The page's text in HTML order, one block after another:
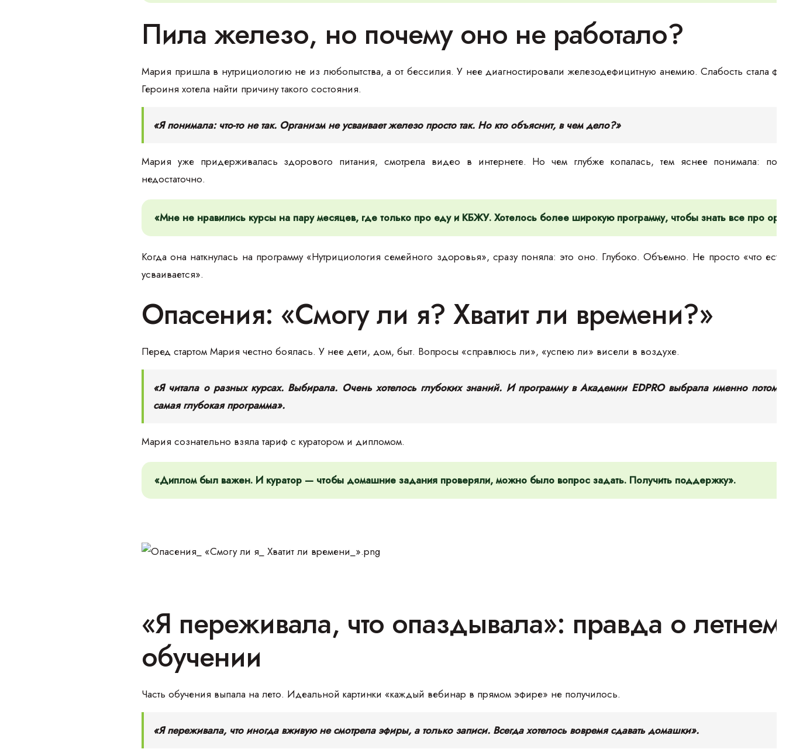
Пила железо, но почему оно не работало?
Мария пришла в нутрициологию не из любопытства, а от бессилия. У нее диагностировали железодефицитную анемию. Слабость стала
Героиня хотела найти причину такого состояния.
«Я понимала: что-то не так. Организм не усваивает железо просто так. Но кто объяснит, в чем дело?»
Мария уже придерживалась здорового питания, смотрела видео в интернете. Но чем глубже копалась, тем яснее понимала:
недостаточно.
«Мне не нравились курсы на пару месяцев, где только про еду и КБЖУ. Хотелось более широкую программу, чтобы знать все про
Когда она наткнулась на программу «Нутрициология семейного здоровья», сразу поняла: это оно. Глубоко. Объемно. Не просто «что
усваивается».
Опасения: «Смогу ли я? Хватит ли времени?»
Перед стартом Мария честно боялась. У нее дети, дом, быт. Вопросы «справлюсь ли», «успею ли» висели в воздухе.
«Я читала о разных курсах. Выбирала. Очень хотелось глубоких знаний. И программу в Академии EDPRO выбрала именно потому,
самая глубокая программа».
Мария сознательно взяла тариф с куратором и дипломом.
«Диплом был важен. И куратор — чтобы домашние задания проверяли, можно было вопрос задать. Получить поддержку».
«Я переживала, что опаздывала»: правда о летнем
обучении
Часть обучения выпала на лето. Идеальной картинки «каждый вебинар в прямом эфире» не получилось.
«Я переживала, что иногда вживую не смотрела эфиры, а только записи. Всегда хотелось вовремя сдавать домашки».